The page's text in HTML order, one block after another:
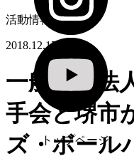
トップページ
活動情報
2018.12.15
一般社団法
手会と堺市
ズ・ボール